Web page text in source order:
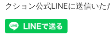
クション公式LINEに送信いた